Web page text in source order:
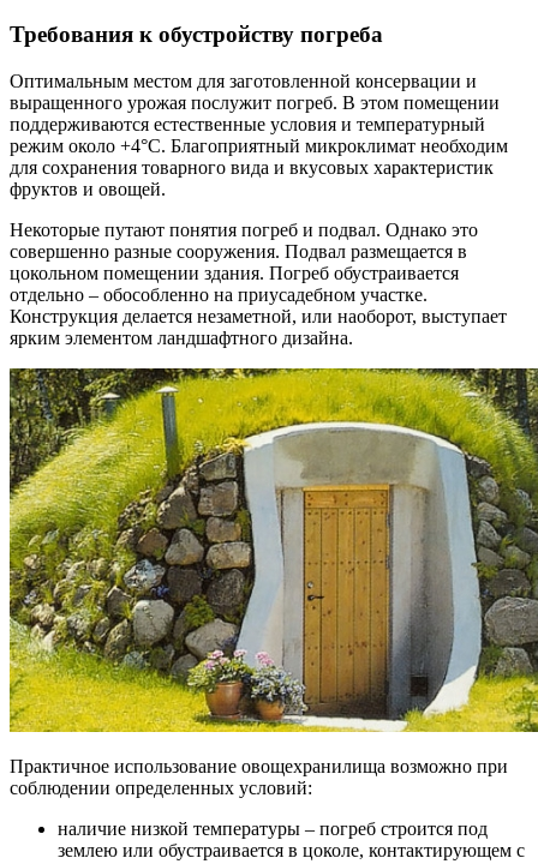
Требования к обустройству погреба
Оптимальным местом для заготовленной консервации и
выращенного урожая послужит погреб. В этом помещении
поддерживаются естественные условия и температурный
режим около +4°С. Благоприятный микроклимат необходим
для сохранения товарного вида и вкусовых характеристик
фруктов и овощей.
Некоторые путают понятия погреб и подвал. Однако это
совершенно разные сооружения. Подвал размещается в
цокольном помещении здания. Погреб обустраивается
отдельно – обособленно на приусадебном участке.
Конструкция делается незаметной, или наоборот, выступает
ярким элементом ландшафтного дизайна.
Практичное использование овощехранилища возможно при
соблюдении определенных условий:
наличие низкой температуры – погреб строится под
землею или обустраивается в цоколе, контактирующем с